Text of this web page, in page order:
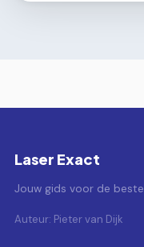
Laser Exact
Jouw gids voor de
Auteur: Pieter van Dijk